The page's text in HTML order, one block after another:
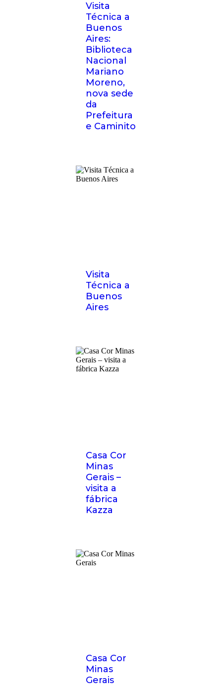
Visita
Técnica a
Buenos
Aires:
Biblioteca
Nacional
Mariano
Moreno,
nova sede
da
Prefeitura
e Caminito
Visita
Técnica a
Buenos
Aires
Casa Cor
Minas
Gerais –
visita a
fábrica
Kazza
Casa Cor
Minas
Gerais